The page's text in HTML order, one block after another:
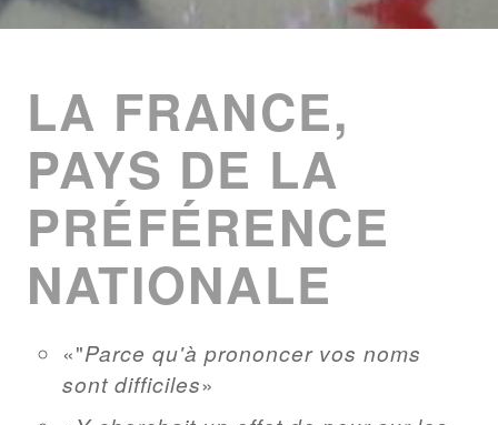
LA FRANCE,
PAYS DE LA
PRÉFÉRENCE
NATIONALE
"Parce qu'à prononcer vos noms
sont difficiles